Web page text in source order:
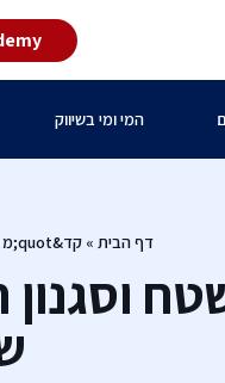
המי ומי בשיווק
דף הבית » קד&quot;מ ואירועים